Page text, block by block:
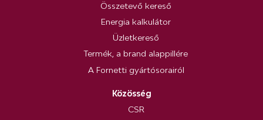
Összetevő kereső
Energia kalkulátor
Üzletkereső
Termék, a brand alappillére
A Fornetti gyártósorairól
Közösség
CSR